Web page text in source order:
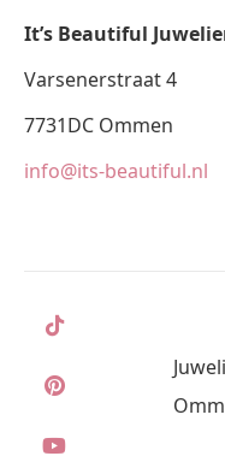
It’s Beautiful
Varsenerstraat 4
7731DC Ommen
info@its-beautiful.nl